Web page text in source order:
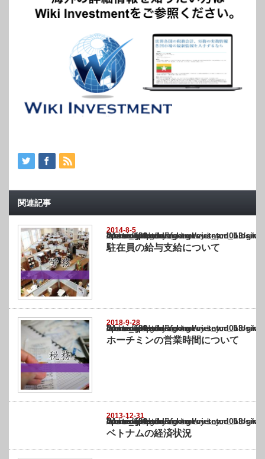
関連記事
2014-8-5
Warning
: Undefined array key "show_category" in
/home/netst/kuno-cpa.co.jp/public_html/vietnam_blog/wp-content/themes/
on line183
駐在員の給与支給について
2018-9-28
Warning
: Undefined array key "show_category" in
/home/netst/kuno-cpa.co.jp/public_html/vietnam_blog/wp-content/themes/
on line183
ホーチミンの営業時間について
2013-12-31
Warning
: Undefined array key "show_category" in
/home/netst/kuno-cpa.co.jp/public_html/vietnam_blog/wp-content/themes/
on line183
ベトナムの経済状況